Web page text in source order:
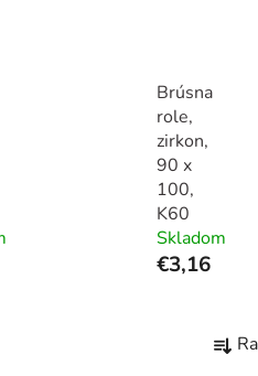
Brúsna
role,
zirkon,
90 x
100,
K60
Skladom
€3,16
a